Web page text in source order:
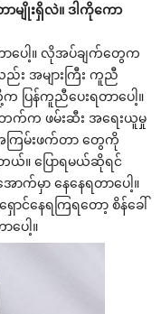
ျိုးရှိလဲ။ ဒါကိုကော
တာပေါ့။ လိုအပ်ချက်တွေက
း အများကြီး ကူညီ
ပြန်ကူညီပေးရတာပေါ့။
က်က ဖမ်းဆီး အရေးယူမှု
ကြမ်းဖက်တာ တွေကို
။ ပြောရမယ်ဆိုရင်
က်မှာ နေနေရတာပေါ့။
င်နေရကြရတော့ စိန်ခေါ်
ေါ့။